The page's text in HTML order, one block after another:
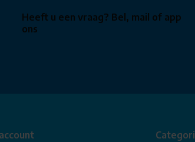
Heeft u een vraag? Bel, mail of app
ons